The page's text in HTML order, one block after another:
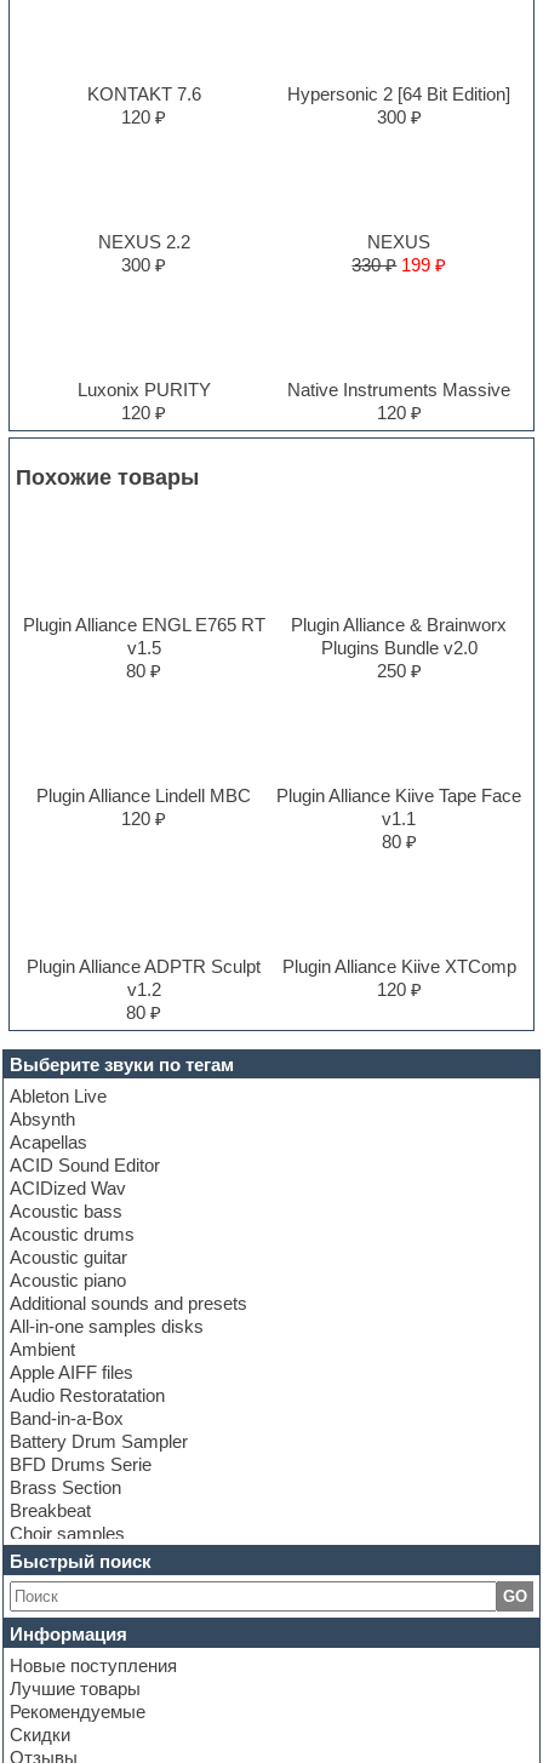
Выберите звуки по тегам
Ableton Live
Absynth
Acapellas
ACID Sound Editor
ACIDized Wav
Acoustic bass
Acoustic drums
Acoustic guitar
Acoustic piano
Additional sounds and presets
All-in-one samples disks
Ambient
Apple AIFF files
Audio Restoratation
Band-in-a-Box
Battery Drum Sampler
BFD Drums Serie
Brass Section
Breakbeat
Choir samples
Chris Hein Samples
Cinematic samples
Club bass
Club leads
Club sounds
Construction kits
Convolution
Cubase
Dance drums
Быстрый поиск
GO
Информация
Новые поступления
Лучшие товары
Рекомендуемые
Скидки
Отзывы
KONTAKT 7.6
120 ₽
Hypersonic 2 [64 Bit Edition]
300 ₽
NEXUS 2.2
300 ₽
NEXUS
330 ₽ 199 ₽
Luxonix PURITY
120 ₽
Native Instruments Massive
120 ₽
Похожие товары
Plugin Alliance ENGL E765 RT
v1.5
80 ₽
Plugin Alliance & Brainworx
Plugins Bundle v2.0
250 ₽
Plugin Alliance Lindell MBC
120 ₽
Plugin Alliance Kiive Tape Face
v1.1
80 ₽
Plugin Alliance ADPTR Sculpt
v1.2
80 ₽
Plugin Alliance Kiive XTComp
120 ₽